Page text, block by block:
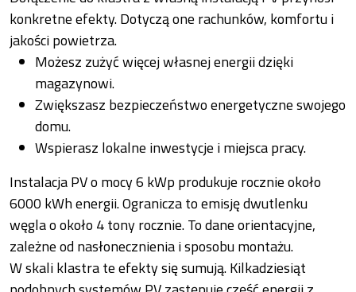
konkretne efekty. Dotyczą one rachunków, komfortu i
jakości powietrza.
Możesz zużyć więcej własnej energii dzięki
magazynowi.
Zwiększasz bezpieczeństwo energetyczne swojego
domu.
Wspierasz lokalne inwestycje i miejsca pracy.
Instalacja PV o mocy 6 kWp produkuje rocznie około
6000 kWh energii. Ogranicza to emisję dwutlenku
węgla o około 4 tony rocznie. To dane orientacyjne,
zależne od nasłonecznienia i sposobu montażu.
W skali klastra te efekty się sumują. Kilkadziesiąt